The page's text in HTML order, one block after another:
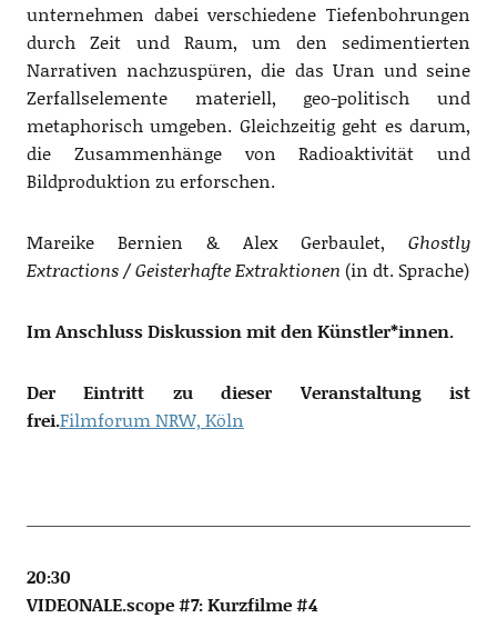
unternehmen dabei verschiedene Tiefenbohrungen
durch Zeit und Raum, um den sedimentierten
Narrativen nachzuspüren, die das Uran und seine
Zerfallselemente materiell, geo-politisch und
metaphorisch umgeben. Gleichzeitig geht es darum,
die Zusammenhänge von Radioaktivität und
Bildproduktion zu erforschen.
Mareike Bernien & Alex Gerbaulet,Ghostly
Extractions / Geisterhafte Extraktionen (in dt. Sprache)
Im Anschluss Diskussion mit den Künstler*innen.
Der Eintritt zu dieser Veranstaltung ist
frei.Filmforum NRW, Köln
20:30
VIDEONALE.scope #7: Kurzfilme #4